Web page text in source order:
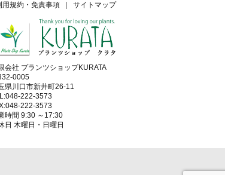
サイトマップ
用規約・免責事項
会社 プランツショップKURATA
0005
県川口市新井町26-11
222-3573
222-3573
時間 9:30 ～17:30
日 木曜日・日曜日